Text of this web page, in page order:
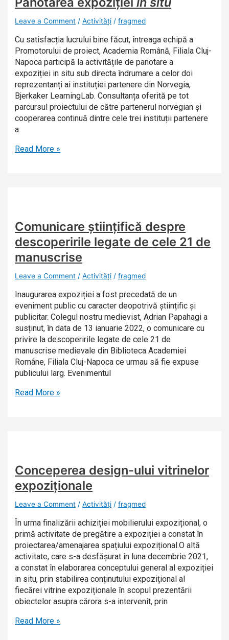
Leave a Comment /Activități /fragmed
Cu satisfacția lucrului bine făcut, întreaga echipă a
Promotorului de proiect, Academia Română, Filiala Cluj-
Napoca participă la activitățile de panotare a
expoziției in situ sub directa îndrumare a celor doi
reprezentanți ai instituției partenere din Norvegia,
Bjerkaker LearningLab. Consultanța oferită pe tot
parcursul proiectului de către partenerul norvegian și
cooperarea continuă dintre cele trei instituții partenere
a
Read More »
Comunicare științifică despre
descoperirile legate de cele 21 de
manuscrise
Leave a Comment /Activități /fragmed
Inaugurarea expoziției a fost precedată de un
eveniment public cu caracter deopotrivă științific și
publicitar. Colegul nostru medievist, Adrian Papahagi a
susținut, în data de 13 ianuarie 2022, o comunicare cu
privire la descoperirile legate de cele 21 de
manuscrise medievale din Biblioteca Academiei
Române, Filiala Cluj-Napoca ce urmau să fie expuse
publicului larg. Evenimentul
Read More »
Conceperea design-ului vitrinelor
expoziționale
Leave a Comment /Activități /fragmed
În urma finalizării achiziției mobilierului expozițional, o
primă activitate de pregătire a expoziției a constat în
proiectarea/amenajarea spațiului expozițional.O altă
activitate, care s-a desfășurat în luna decembrie 2021,
a constat în elaborarea conceptului general al expoziției
in situ, prin stabilirea conținutului expozițional al
fiecărei vitrine expoziționale în scopul prezentării
obiectelor asupra cărora s-a intervenit, prin
Read More »